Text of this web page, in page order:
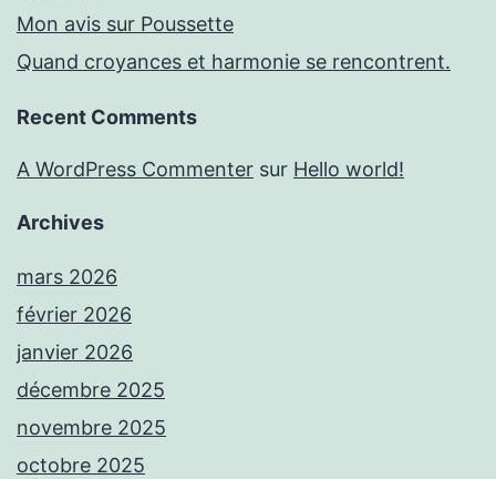
Mon avis sur Poussette
Quand croyances et harmonie se rencontrent.
Recent Comments
A WordPress Commenter sur Hello world!
Archives
mars 2026
février 2026
janvier 2026
décembre 2025
novembre 2025
octobre 2025